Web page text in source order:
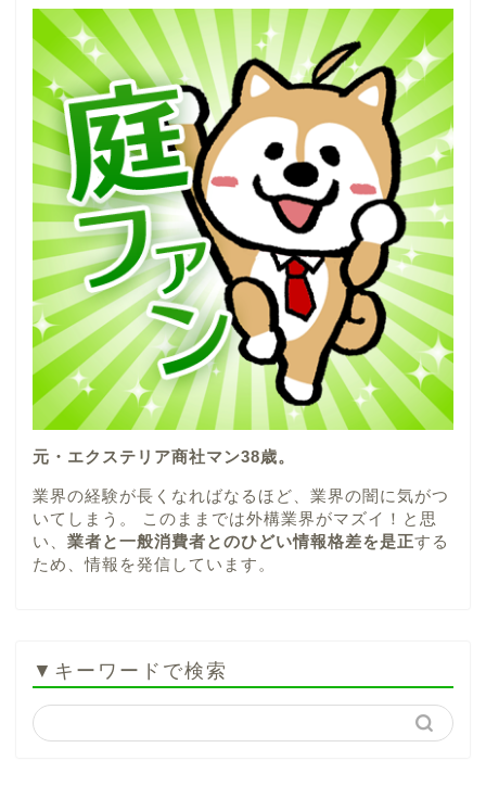
元・エクステリア商社マン38歳。
業界の経験が長くなればなるほど、業界の闇に気がつ
いてしまう。 このままでは外構業界がマズイ！と思
い、 業者と一般消費者とのひどい情報格差を是正する
ため、情報を発信しています。
▼キーワードで検索